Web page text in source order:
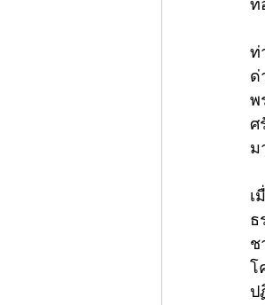
ท
ท่
ด่
พ
ศ
ม
เ
ธ
ช
โ
ป